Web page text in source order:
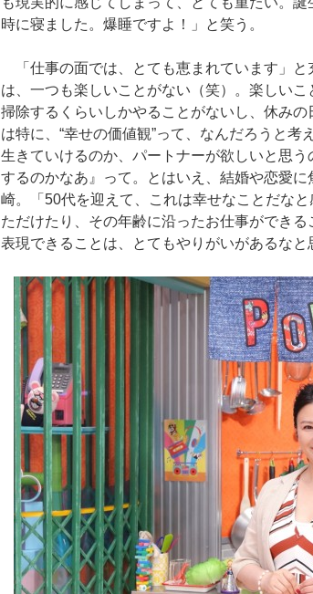
時に寝ました。爆睡ですよ！」と笑う。
「仕事の面では、とても恵まれています」
は、一つも楽しいことがない（笑）。楽しい
掃除するくらいしかやることがないし、休み
は特に、“幸せの価値観”って、なんだろうと
生きていけるのか、パートナーが欲しいと思
するのかなあ』って。とはいえ、結婚や恋愛
崎。「50代を迎えて、これは幸せなことだな
ただけたり、その年齢に沿ったお仕事ができ
表現できることは、とてもやりがいがあるなと